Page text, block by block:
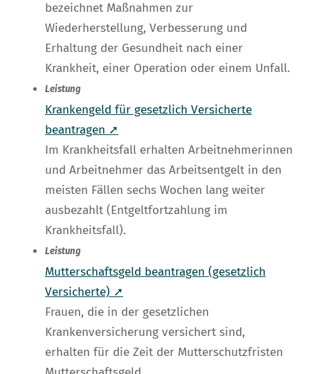
bezeichnet Maßnahmen zur
Wiederherstellung, Verbesserung und
Erhaltung der Gesundheit nach einer
Krankheit, einer Operation oder einem Unfall.
Leistung
Krankengeld für gesetzlich Versicherte
beantragen ➚
Im Krankheitsfall erhalten Arbeitnehmerinnen
und Arbeitnehmer das Arbeitsentgelt in den
meisten Fällen sechs Wochen lang weiter
ausbezahlt (Entgeltfortzahlung im
Krankheitsfall).
Leistung
Mutterschaftsgeld beantragen (gesetzlich
Versicherte) ➚
Frauen, die in der gesetzlichen
Krankenversicherung versichert sind,
erhalten für die Zeit der Mutterschutzfristen